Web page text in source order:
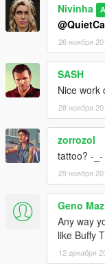
Nivinha
26 ноября
SASH
Nice work
28 ноября
zorrozol
tattoo? -_-
29 ноября
Geno
Any way
like Buffy
12 декабря